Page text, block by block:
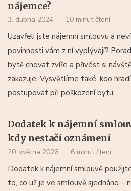
nájemce?
3. dubna 2024 10 minut čtení
Uzavřeli jste nájemní smlouvu a
povinnosti vám z ní vyplývají?
bytě chovat zvíře a přivést si
zakazuje. Vysvětlíme také, kdo
postupovat při poškození bytu.
Dodatek k nájemní
kdy nestačí oznámení
20. května 2026 6 minut čtení
Dodatek k nájemní smlouvě
to, co už je ve smlouvě sjednáno –